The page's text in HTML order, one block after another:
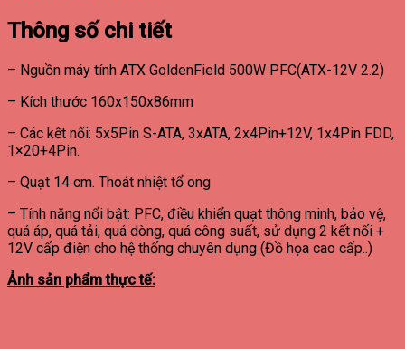
Thông số chi tiết
– Nguồn máy tính ATX GoldenField 500W PFC(ATX-12V 2.2)
– Kích thước 160x150x86mm
– Các kết nối: 5x5Pin S-ATA, 3xATA, 2x4Pin+12V, 1x4Pin FDD,
1×20+4Pin.
– Quạt 14 cm. Thoát nhiệt tổ ong
– Tính năng nổi bật: PFC, điều khiển quạt thông minh, bảo vệ,
quá áp, quá tải, quá dòng, quá công suất, sử dụng 2 kết nối +
12V cấp điện cho hệ thống chuyên dụng (Đồ họa cao cấp..)
Ảnh sản phẩm thực tế: